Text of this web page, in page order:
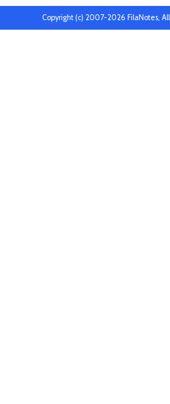
Copyright (c) 2007-2026 FilaNotes,